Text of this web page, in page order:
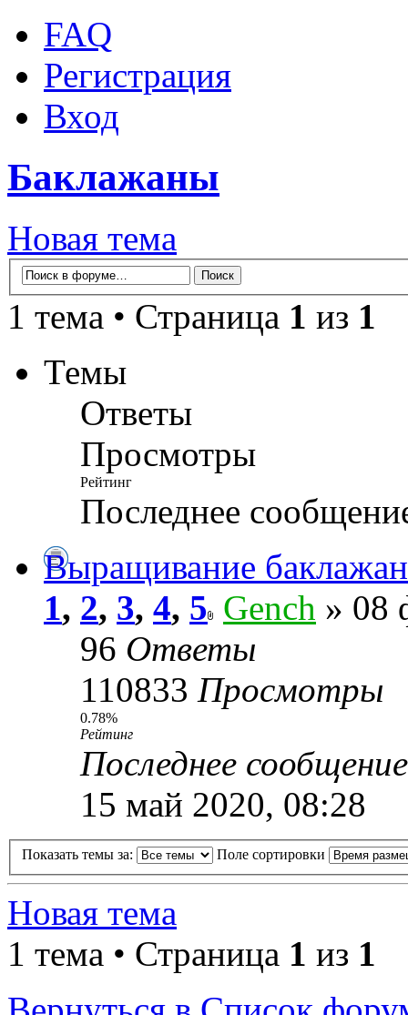
FAQ
Регистрация
Вход
Баклажаны
Новая тема
1 тема • Страница 1 из 1
Темы
Ответы
Просмотры
Рейтинг
Последнее
Выращивание
1, 2, 3, 4, 5 Gench » 08
96 Ответы
110833 Просмотры
0.78%
Рейтинг
Последнее
15 май 2020, 08:28
Показать темы за: Поле сортировки
Новая тема
1 тема • Страница 1 из 1